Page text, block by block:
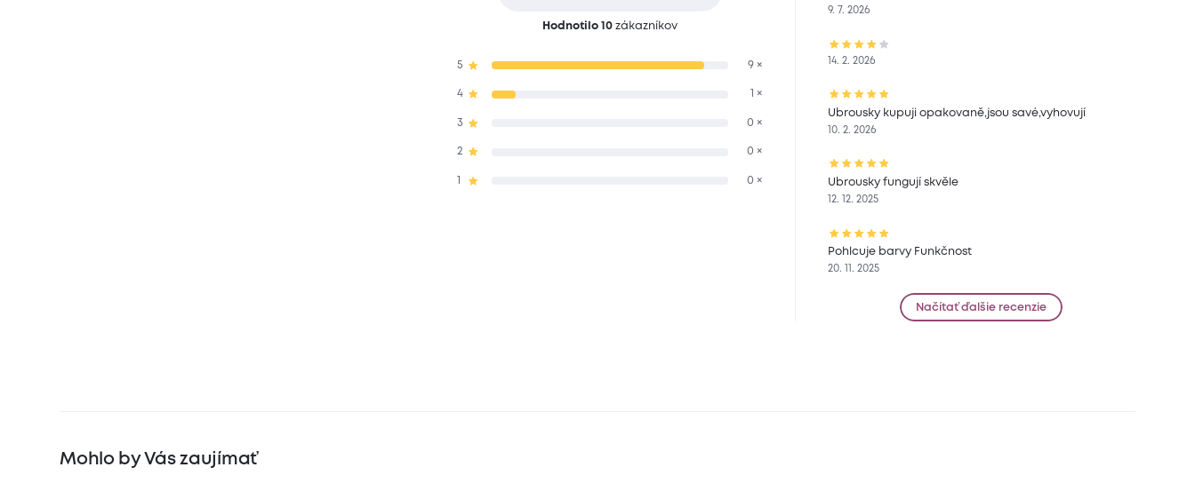
Hodnotilo 10zákazníkov
5 9 ×
4 1 ×
3 0 ×
2 0 ×
0 ×
9. 7. 2026
14. 2. 2026
Ubrousky kupuji opakovaně,jsou savé,vyhovují
10. 2. 2026
Ubrousky fungují skvěle
12. 12. 2025
Pohlcuje barvy Funkčnost
20. 11. 2025
Načítať ďalšie recenzie
Mohlo by Vás zaujímať